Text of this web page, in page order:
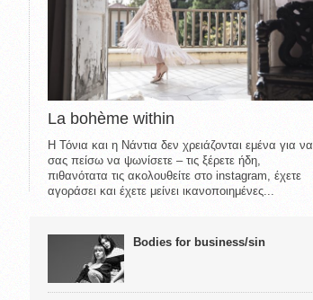
La bohème within
Η Τόνια και η Νάντια δεν χρειάζονται εμένα για να
σας πείσω να ψωνίσετε – τις ξέρετε ήδη,
πιθανότατα τις ακολουθείτε στο instagram, έχετε
αγοράσει και έχετε μείνει ικανοποιημένες...
Bodies for business/sin